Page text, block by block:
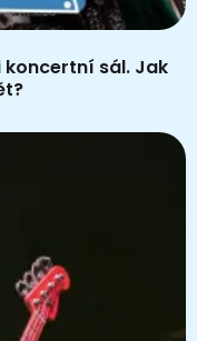
sál. Jak